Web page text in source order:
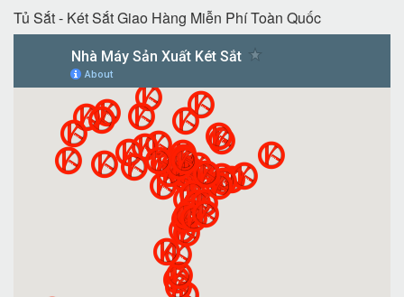
Tủ Sắt - Két Sắt Giao Hàng Miễn Phí Toàn Quốc